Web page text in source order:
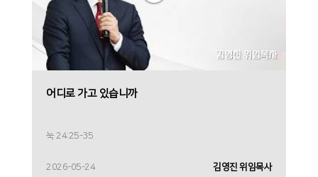
어디로 가고 있습니까
눅 24:25-35
2026-05-24 김영진 위임목사